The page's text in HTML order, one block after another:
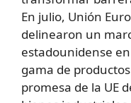
En julio, Unión
delinearon un
estadounidense
gama de
promesa de la UE